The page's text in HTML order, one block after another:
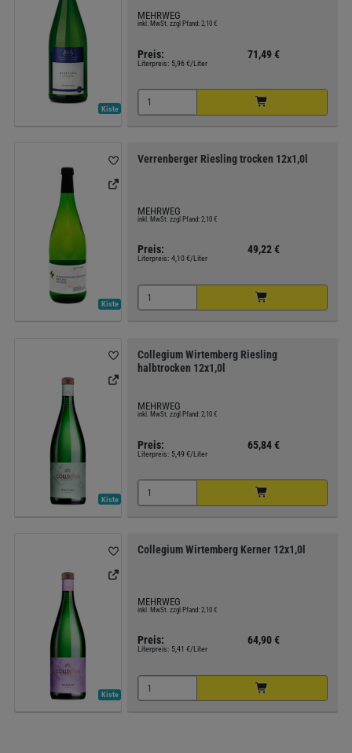
Kiste
MEHRWEG
inkl. MwSt. zzgl Pfand: 2,10 €
Preis: 71,49 €
Literpreis: 5,96 €/Liter
Kiste
Verrenberger Riesling trocken 12x1,0l
MEHRWEG
inkl. MwSt. zzgl Pfand: 2,10 €
Preis: 49,22 €
Literpreis: 4,10 €/Liter
Kiste
Collegium Wirtemberg Riesling
halbtrocken 12x1,0l
MEHRWEG
inkl. MwSt. zzgl Pfand: 2,10 €
Preis: 65,84 €
Literpreis: 5,49 €/Liter
Kiste
Collegium Wirtemberg Kerner 12x1,0l
MEHRWEG
inkl. MwSt. zzgl Pfand: 2,10 €
Preis: 64,90 €
Literpreis: 5,41 €/Liter